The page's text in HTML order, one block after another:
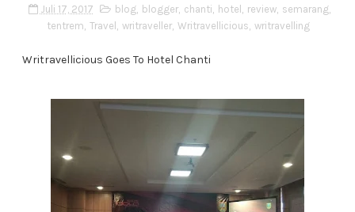
Juli 17, 2017 blog, blogger, chanti, hotel , review, semarang,
tentrem, Travel , writraveller, Writravellicious, writravelling
Writravellicious Goes To Hotel Chanti